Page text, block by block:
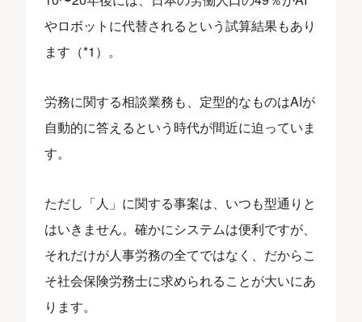
やロボットに代替されるという試算結果もあり
ます（*1）。
労務に関する相談業務も、定型的なものはAIが
自動的に答えるという時代が間近に迫っていま
す。
ただし「人」に関する事案は、いつも型通りと
はいきません。確かにシステムは便利ですが、
それだけが人事労務の全てではなく、だからこ
そ社会保険労務士に求められることが大いにあ
ります。